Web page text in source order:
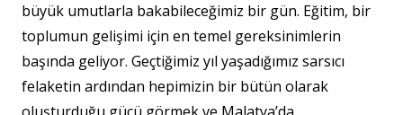
büyük umutlarla bakabileceğimiz bir gün. Eğitim, bir
toplumun gelişimi için en temel gereksinimlerin
başında geliyor. Geçtiğimiz yıl yaşadığımız sarsıcı
felaketin ardından hepimizin bir bütün olarak